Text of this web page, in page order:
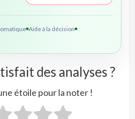
Aide à la décision
des analyses ?
étoile pour la noter !